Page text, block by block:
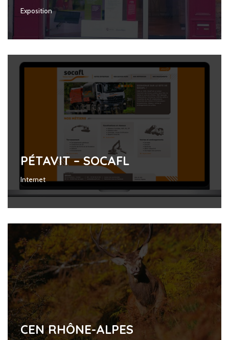
Exposition
PÉTAVIT – SOCAFL
Internet
CEN RHÔNE-ALPES